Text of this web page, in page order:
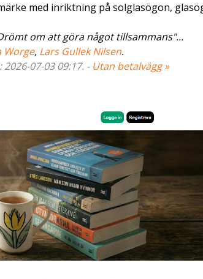
med inriktning på solglasögon,
om att göra något tillsammans"...
Worge, Lars Gullek Nilsen.
07-03 09:17. - Utan betalvägg »